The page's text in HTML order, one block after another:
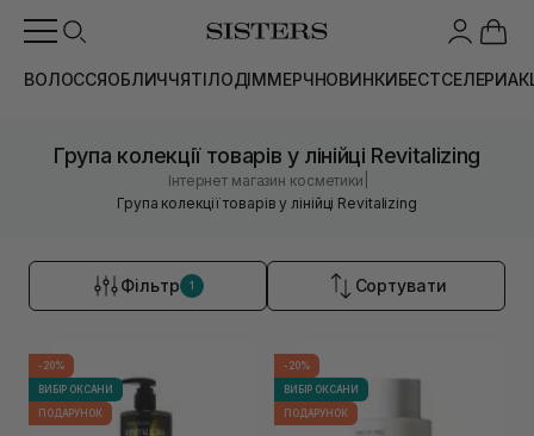
ВОЛОССЯОБЛИЧЧЯТІЛОДІММЕРЧНОВИНКИБЕСТСЕЛЕРИ
Група колекції товарів у лінійці Revitalizing
Інтернет магазин косметики
Група колекції товарів у лінійці Revitalizing
Фільтр 1 Сортувати
-20%
ВИБІР ОКСАНИ
ПОДАРУНОК
-20%
ВИБІР ОКСАНИ
ПОДАРУНОК